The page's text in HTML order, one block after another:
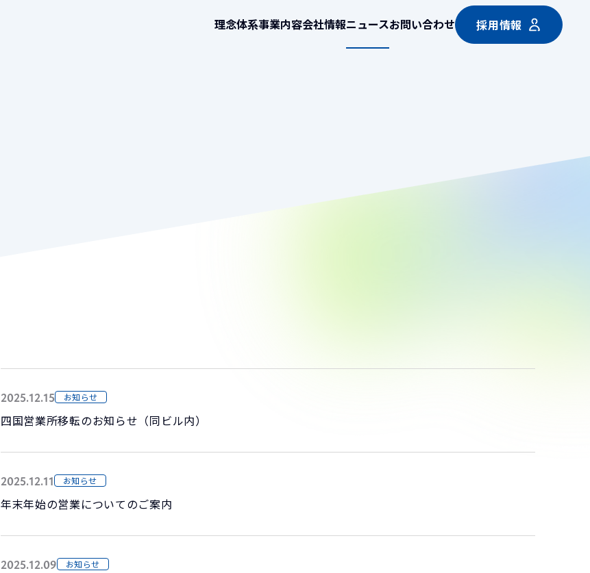
理念体系事業内容会社情報ニュースお問い合わせ 採用情報
2025.12.15 お知らせ
四国営業所移転のお知らせ（同ビル内）
2025.12.11 お知らせ
年末年始の営業についてのご案内
2025.12.09 お知らせ